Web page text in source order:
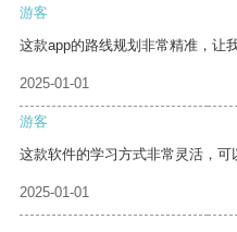
游客
这款app的路线规划非常精准，让
2025-01-01
游客
这款软件的学习方式非常灵活，可
2025-01-01